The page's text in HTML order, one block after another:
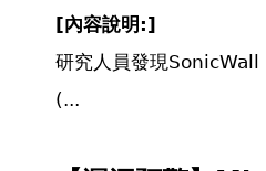
[內容說明:]
研究人員發現SonicWall
(...